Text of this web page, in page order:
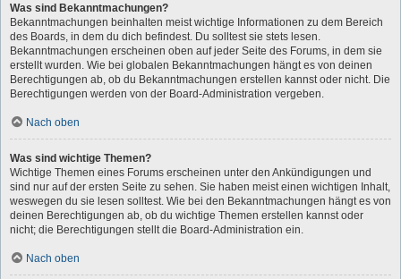
Was sind Bekanntmachungen?
Bekanntmachungen beinhalten meist wichtige Informationen zu dem Bereich
des Boards, in dem du dich befindest. Du solltest sie stets lesen.
Bekanntmachungen erscheinen oben auf jeder Seite des Forums, in dem sie
erstellt wurden. Wie bei globalen Bekanntmachungen hängt es von deinen
Berechtigungen ab, ob du Bekanntmachungen erstellen kannst oder nicht. Die
Berechtigungen werden von der Board-Administration vergeben.
Nach oben
Was sind wichtige Themen?
Wichtige Themen eines Forums erscheinen unter den Ankündigungen und
sind nur auf der ersten Seite zu sehen. Sie haben meist einen wichtigen Inhalt,
weswegen du sie lesen solltest. Wie bei den Bekanntmachungen hängt es von
deinen Berechtigungen ab, ob du wichtige Themen erstellen kannst oder
nicht; die Berechtigungen stellt die Board-Administration ein.
Nach oben